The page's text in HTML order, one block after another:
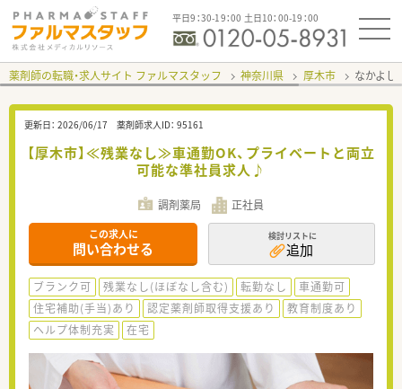
平日9：30-19：00 土日10：00-19：00
薬剤師の転職・求人サイト ファルマスタッフ 神奈川県 厚木市 なかよ
更新日： 2026/06/17 薬剤師求人ID： 95161
【厚木市】≪残業なし≫車通勤OK、プライベートと両立
可能な準社員求人♪
調剤薬局 正社員
この求人に
問い合わせる
検討リストに
追加
ブランク可 残業なし(ほぼなし含む) 転勤なし
車通勤可
住宅補助(手当)あり
認定薬剤師取得支援あり
教育制度あり
ヘルプ体制充実
在宅